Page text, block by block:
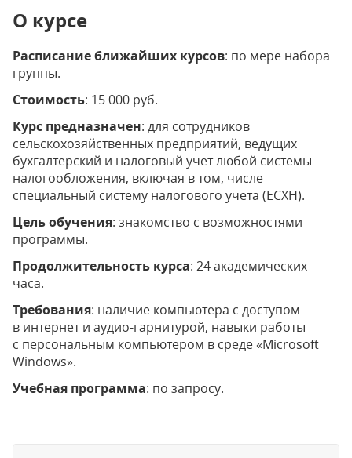
О курсе
Расписание ближайших курсов: по мере набора
группы.
Стоимость: 15 000 руб.
Курс предназначен: для сотрудников
сельскохозяйственных предприятий, ведущих
бухгалтерский и налоговый учет любой системы
налогообложения, включая в том, числе
специальный систему налогового учета (ЕСХН).
Цель обучения: знакомство с возможностями
программы.
Продолжительность курса: 24 академических
часа.
Требования: наличие компьютера с доступом
в интернет и аудио-гарнитурой, навыки работы
с персональным компьютером в среде «Microsoft
Windows».
Учебная программа: по запросу.